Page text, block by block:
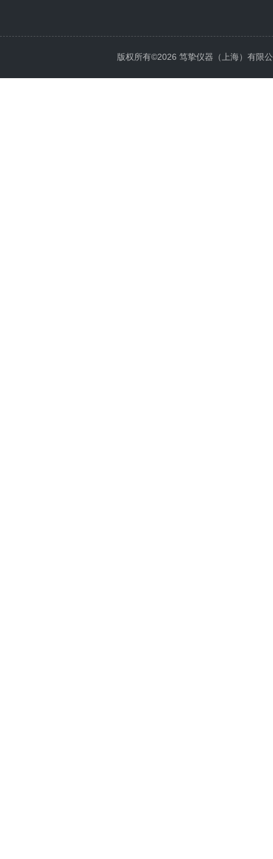
版权所有©2026 笃挚仪器（上海）有限